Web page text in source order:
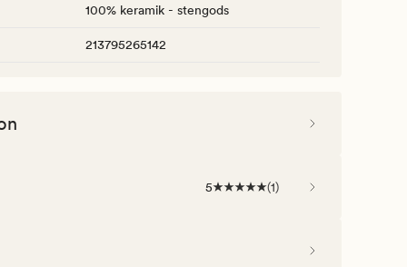
100% keramik - stengods
213795265142
5 (1)